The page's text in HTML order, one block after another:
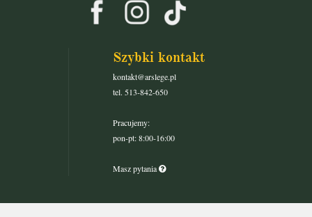
Szybki kontakt
kontakt@arslege.pl
tel. 513-842-650
Pracujemy:
pon-pt: 8:00-16:00
Masz pytania